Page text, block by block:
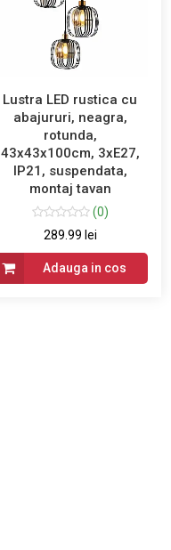
Lustra LED rustica cu
abajururi, neagra,
rotunda,
43x43x100cm, 3xE27,
IP21, suspendata,
montaj tavan
(0)
289.99 lei
Adauga in cos